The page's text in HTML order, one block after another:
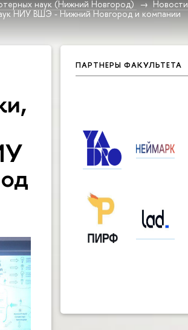
наук (Нижний Новгород)
Новости
НИУ ВШЭ - Нижний Новгород и компании
ПАРТНЕРЫ ФАКУЛЬТЕТА